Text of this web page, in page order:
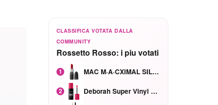
CLASSIFICA VOTATA DALLA
COMMUNITY
Rossetto Rosso: i piu votati
1 MAC M·A·CXIMAL SILKY MATTE Red Rock mat
2 Deborah Super Vinyl Shake Rosa Ciliegia